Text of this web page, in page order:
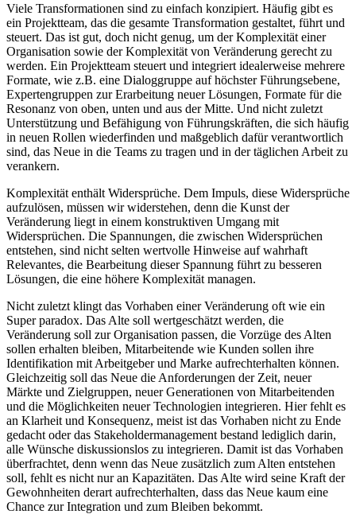
Viele Transformationen sind zu einfach konzipiert. Häufig gibt es
ein Projektteam, das die gesamte Transformation gestaltet, führt und
steuert. Das ist gut, doch nicht genug, um der Komplexität einer
Organisation sowie der Komplexität von Veränderung gerecht zu
werden. Ein Projektteam steuert und integriert idealerweise mehrere
Formate, wie z.B. eine Dialoggruppe auf höchster Führungsebene,
Expertengruppen zur Erarbeitung neuer Lösungen, Formate für die
Resonanz von oben, unten und aus der Mitte. Und nicht zuletzt
Unterstützung und Befähigung von Führungskräften, die sich häufig
in neuen Rollen wiederfinden und maßgeblich dafür verantwortlich
sind, das Neue in die Teams zu tragen und in der täglichen Arbeit zu
verankern.
Komplexität enthält Widersprüche. Dem Impuls, diese Widersprüche
aufzulösen, müssen wir widerstehen, denn die Kunst der
Veränderung liegt in einem konstruktiven Umgang mit
Widersprüchen. Die Spannungen, die zwischen Widersprüchen
entstehen, sind nicht selten wertvolle Hinweise auf wahrhaft
Relevantes, die Bearbeitung dieser Spannung führt zu besseren
Lösungen, die eine höhere Komplexität managen.
Nicht zuletzt klingt das Vorhaben einer Veränderung oft wie ein
Super paradox. Das Alte soll wertgeschätzt werden, die
Veränderung soll zur Organisation passen, die Vorzüge des Alten
sollen erhalten bleiben, Mitarbeitende wie Kunden sollen ihre
Identifikation mit Arbeitgeber und Marke aufrechterhalten können.
Gleichzeitig soll das Neue die Anforderungen der Zeit, neuer
Märkte und Zielgruppen, neuer Generationen von Mitarbeitenden
und die Möglichkeiten neuer Technologien integrieren. Hier fehlt es
an Klarheit und Konsequenz, meist ist das Vorhaben nicht zu Ende
gedacht oder das Stakeholdermanagement bestand lediglich darin,
alle Wünsche diskussionslos zu integrieren. Damit ist das Vorhaben
überfrachtet, denn wenn das Neue zusätzlich zum Alten entstehen
soll, fehlt es nicht nur an Kapazitäten. Das Alte wird seine Kraft der
Gewohnheiten derart aufrechterhalten, dass das Neue kaum eine
Chance zur Integration und zum Bleiben bekommt.